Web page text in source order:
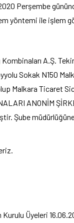
Perşembe
yöntemi ile işlem
A.Ş.
Sokak N150
Malkara Ticaret
ANONİM
Şube
Üyeleri